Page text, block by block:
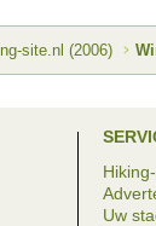
site.nl (2006)
Uw